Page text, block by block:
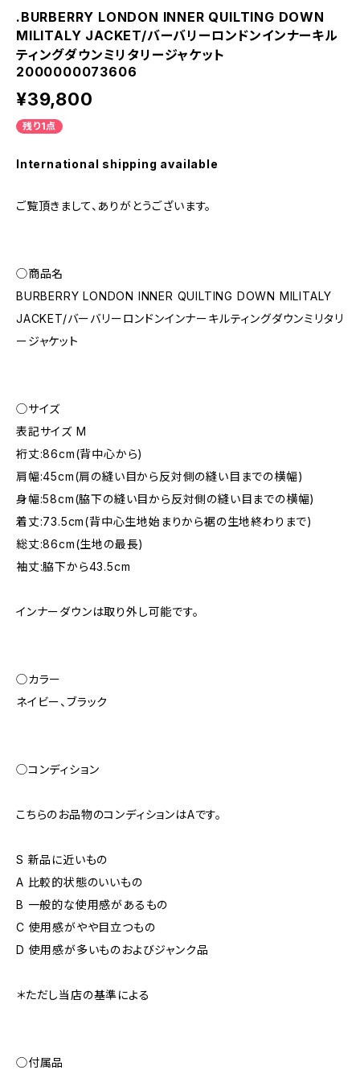
.BURBERRY LONDON INNER QUILTING DOWN
MILITALY JACKET/バーバリーロンドンインナーキル
ティングダウンミリタリージャケット
2000000073606
¥39,800
残り1点
International shipping available
ご覧頂きまして、ありがとうございます。
◯商品名
BURBERRY LONDON INNER QUILTING DOWN MILITALY
JACKET/バーバリーロンドンインナーキルティングダウンミリタリ
ージャケット
◯サイズ
表記サイズ M
裄丈:86cm(背中心から)
肩幅:45cm(肩の縫い目から反対側の縫い目までの横幅)
身幅:58cm(脇下の縫い目から反対側の縫い目までの横幅)
着丈:73.5cm(背中心生地始まりから裾の生地終わりまで)
総丈:86cm(生地の最長)
袖丈:脇下から43.5cm
インナーダウンは取り外し可能です。
◯カラー
ネイビー、ブラック
◯コンディション
こちらのお品物のコンディションはAです。
S 新品に近いもの
A 比較的状態のいいもの
B 一般的な使用感があるもの
C 使用感がやや目立つもの
D 使用感が多いものおよびジャンク品
＊ただし当店の基準による
◯付属品